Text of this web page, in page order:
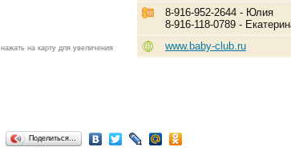
нажать на карту для увеличения
8-916-952-2644 - Юлия
8-916-118-0789 -
www.baby-club.ru
Поделиться…